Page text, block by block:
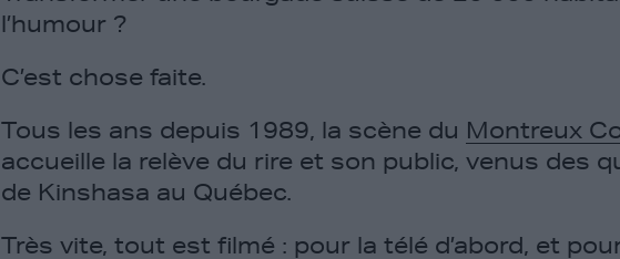
l’humour ?
C’est chose faite.
Tous les ans depuis 1989, la scène du Montreux
accueille la relève du rire et son public, venus des
de Kinshasa au Québec.
Très vite, tout est filmé : pour la télé d’abord, et